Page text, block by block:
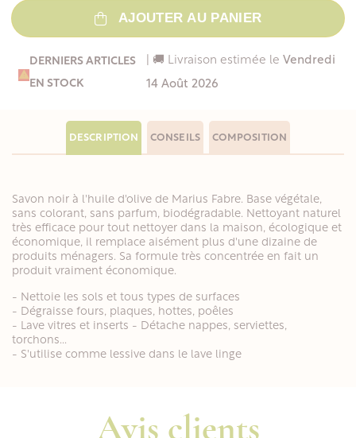
AJOUTER AU PANIER

DERNIERS ARTICLES
EN STOCK
| 🚚 Livraison estimée le Vendredi
14 Août 2026
DESCRIPTION CONSEILS COMPOSITION
Savon noir à l'huile d'olive de Marius Fabre. Base végétale,
sans colorant, sans parfum, biodégradable. Nettoyant naturel
très efficace pour tout nettoyer dans la maison, écologique et
économique, il remplace aisément plus d'une dizaine de
produits ménagers. Sa formule très concentrée en fait un
produit vraiment économique.
- Nettoie les sols et tous types de surfaces
- Dégraisse fours, plaques, hottes, poêles
- Lave vitres et inserts - Détache nappes, serviettes,
torchons...
- S'utilise comme lessive dans le lave linge
Avis clients